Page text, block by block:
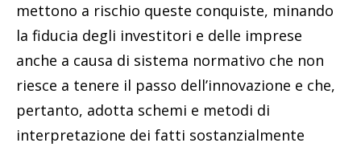
mettono a rischio queste conquiste, minando
la fiducia degli investitori e delle imprese
anche a causa di sistema normativo che non
riesce a tenere il passo dell’innovazione e che,
pertanto, adotta schemi e metodi di
interpretazione dei fatti sostanzialmente